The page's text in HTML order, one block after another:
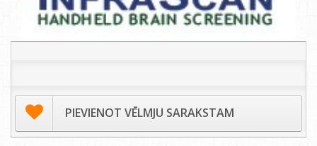
PIEVIENOT VĒLMJU SARAKSTAM